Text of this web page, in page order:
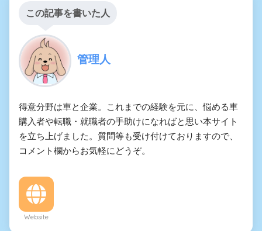
この記事を書いた人
管理人
得意分野は車と企業。これまでの経験を元に、悩める車
購入者や転職・就職者の手助けになればと思い本サイト
を立ち上げました。質問等も受け付けておりますので、
コメント欄からお気軽にどうぞ。
Website